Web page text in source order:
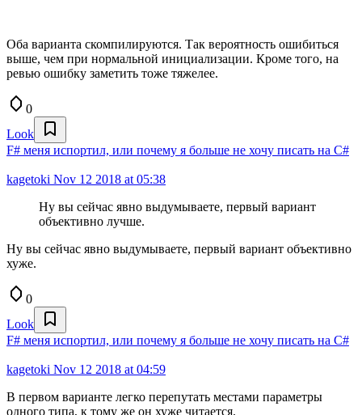
Оба варианта скомпилируются. Так вероятность ошибиться
выше, чем при нормальной инициализации. Кроме того, на
ревью ошибку заметить тоже тяжелее.
0
Look
F# меня испортил, или почему я больше не хочу писать на C#
kagetoki Nov 12 2018 at 05:38
Ну вы сейчас явно выдумываете, первый вариант
объективно лучше.
Ну вы сейчас явно выдумываете, первый вариант объективно
хуже.
0
Look
F# меня испортил, или почему я больше не хочу писать на C#
kagetoki Nov 12 2018 at 04:59
В первом варианте легко перепутать местами параметры
одного типа, к тому же он хуже читается.